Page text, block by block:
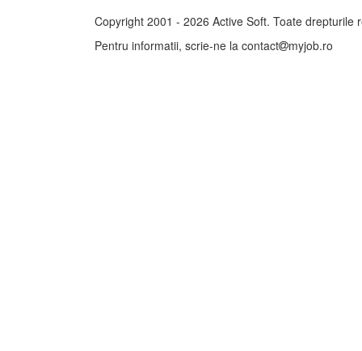
Copyright 2001 - 2026 Active Soft. Toate drepturile
Pentru informatii, scrie-ne la contact myjob.ro